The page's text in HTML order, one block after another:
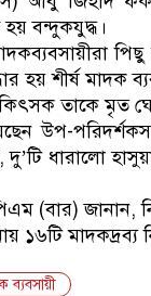
বন্দুকযুদ্ধ।
হয় শীর্ষ
তাকে মৃত
উপ-
ধারালো
(বার) জানান,
১৬টি মাদকদ্রব্য
ব্যবসায়ী